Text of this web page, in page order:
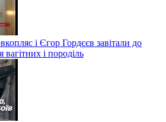
і Єгор Гордєєв завітали до
вагітних і породіль